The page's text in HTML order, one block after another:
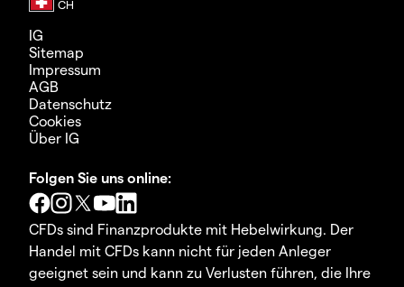
IG
Sitemap
Impressum
AGB
Datenschutz
Cookies
Über IG
Folgen Sie uns online:
CFDs sind Finanzprodukte mit Hebelwirkung. Der
Handel mit CFDs kann nicht für jeden Anleger
geeignet sein und kann zu Verlusten führen, die Ihre